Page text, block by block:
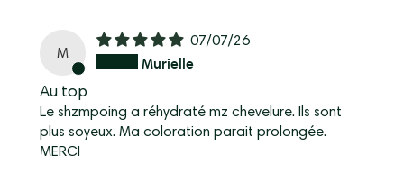
M
07/07/26
Murielle
Au top
Le shzmpoing a réhydraté mz chevelure. Ils sont
plus soyeux. Ma coloration parait prolongée.
MERCI